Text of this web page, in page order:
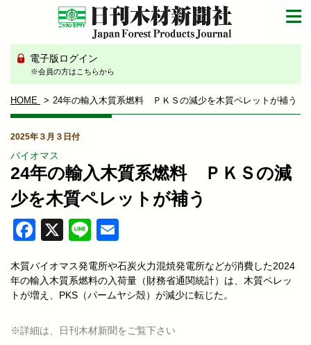
電子版ログイン
※会員の方はこちらから
HOME 24年の輸入木質系燃料 ＰＫＳの減少を木質ペレットが補う
2025年３月３日付
バイオマス
24年の輸入木質系燃料 ＰＫＳの減
少を木質ペレットが補う
Facebook
X Line
木質バイオマス発電所や石炭火力混焼発電所などが消費した2024
年の輸入木質系燃料の入荷量（財務省通関統計）は、木質ペレッ
トが増え、PKS（パームヤシ殻）が減少に転じた。
※詳細は、日刊木材新聞をご覧下さい